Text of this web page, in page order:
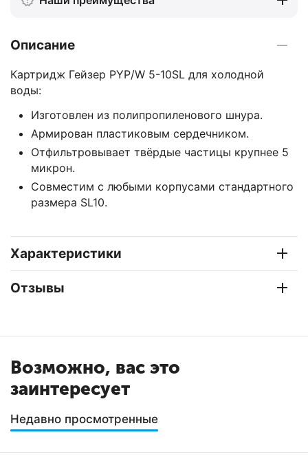
Описание
Картридж Гейзер PYP/W 5-10SL для холодной
воды:
Изготовлен из полипропиленового шнура.
Армирован пластиковым сердечником.
Отфильтровывает твёрдые частицы крупнее 5
микрон.
Совместим с любыми корпусами стандартного
размера SL10.
Характеристики
Отзывы
Возможно, вас это
заинтересует
Недавно просмотренные